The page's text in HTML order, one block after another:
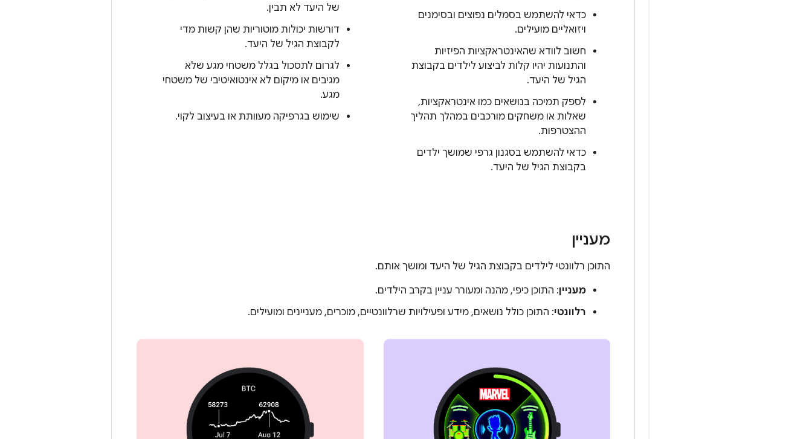
כדאי להשתמש בסמלים נפוצים ובסימנים
ויזואליים מועילים.
חשוב לוודא שהאינטראקציות הפיזיות
והתנועות יהיו קלות לביצוע לילדים בקבוצת
הגיל של היעד.
לספק תמיכה בנושאים כמו אינטראקציות,
שאלות או משחקים מורכבים במהלך תהליך
ההצטרפות.
כדאי להשתמש בסגנון גרפי שמושך ילדים
בקבוצת הגיל של היעד.
של היעד לא תבין.
דורשות יכולות מוטוריות שהן קשות מדי
לקבוצת הגיל של היעד.
לגרום לתסכול בגלל משטחי מגע שלא
מגיבים או מיקום לא אינטואיטיבי של משטחי
מגע.
שימוש בגרפיקה מעוותת או בעיצוב לקוי.
מעניין
התוכן רלוונטי לילדים בקבוצת הגיל של היעד ומושך אותם.
מעניין: התוכן כיפי, מהנה ומעורר עניין בקרב הילדים.
רלוונטי: התוכן כולל נושאים, מידע ופעילויות שרלוונטיים, מוכרים, מעניינים ומועילים.